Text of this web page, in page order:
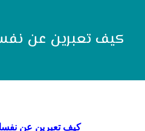
كيف تعبرين عن
كيف تعبرين عن